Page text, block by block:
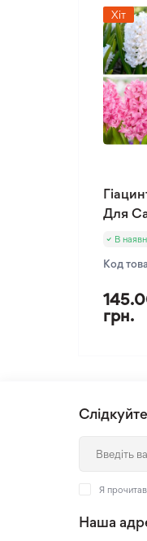
Хіт
Для
В
Код
грн.
Я прочитав
Наша